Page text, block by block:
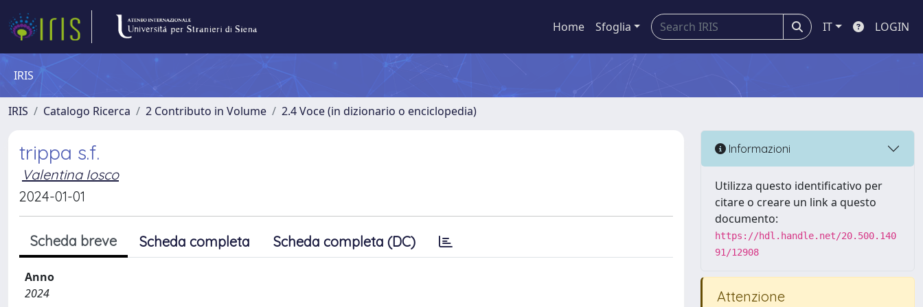
Home Sfoglia IT LOGIN
IRIS
IRIS Catalogo Ricerca 2 Contributo in Volume 2.4 Voce (in dizionario o enciclopedia)
trippa s.f.
Valentina Iosco
2024-01-01
Scheda breve Scheda completa Scheda completa (DC)
Anno
2024
Informazioni
Utilizza questo identificativo per
citare o creare un link a questo
documento:
https://hdl.handle.net/20.500.140
91/12908
Attenzione